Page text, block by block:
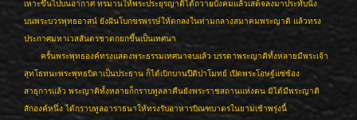
เหาะขึ้นไปบนอากาศ ทรมานให้พระประยุรญาติได้ถวายบังคมแล้วเสด็จลงมาประทับนั่ง
บนพระบวรพุทธอาสน์ ยังฝันโบกขรพรรษ์ให้ตกลงในท่ามกลางสมาคมพระญาติ แล้วทรง
ประกาศมหาเวสสันดรชาดกยกขึ้นเป็นเทศนา
ครั้นพระพุทธองค์ทรงแสดงพระธรรมเทศนาจบแล้ว บรรดาพระญาติทั้งหลายมีพระเจ้า
สุทโธทนะพระพุทธบิดาเป็นประธาน ก็ได้เบิกบานปีติปาโมทย์ เปิดพระโอษฐ์แซ่ซ้อง
สาธุการแล้ว พระญาติทั้งหลายก็กราบทูลลาคืนยังพระราชสถานแห่งตน มิได้มีพระญาติ
สักองค์หนึ่ง ได้กราบทูลอาราธนาให้ทรงรับอาหารบิณฑบาตรในยามเช้าพรุ่งนี้